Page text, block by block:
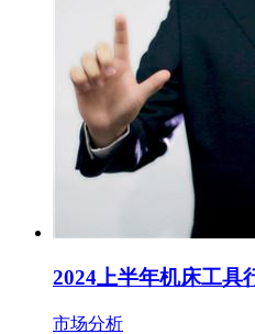
2024上半年机床工具
市场分析